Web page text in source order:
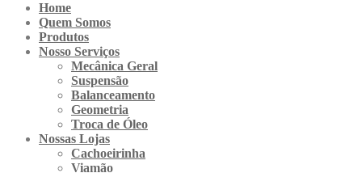
Home
Quem Somos
Produtos
Nosso Serviços
Mecânica Geral
Suspensão
Balanceamento
Geometria
Troca de Óleo
Nossas Lojas
Cachoeirinha
Viamão